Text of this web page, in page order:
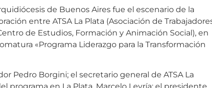
de Buenos Aires fue el escenario de la
entre ATSA La Plata (Asociación de Trabajadores
de Estudios, Formación y Animación Social), en
«Programa Liderazgo para la Transformación
Pedro Borgini; el secretario general de ATSA La
programa en La Plata, Marcelo Leyría; el presidente